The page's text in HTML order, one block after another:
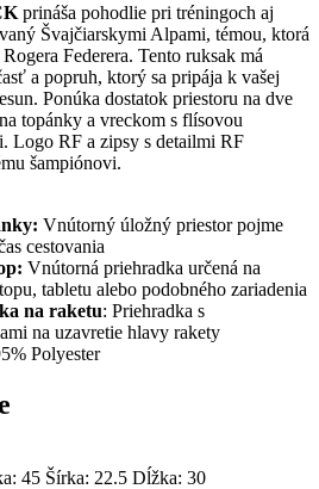
prináša pohodlie pri tréningoch aj
Švajčiarskymi Alpami, témou, ktorá
Federera. Tento ruksak má
a popruh, ktorý sa pripája k vašej
Ponúka dostatok priestoru na dve
topánky a vreckom s flísovou
Logo RF a zipsy s detailmi RF
šampiónovi.
Vnútorný úložný priestor pojme
cestovania
Vnútorná priehradka určená na
tabletu alebo podobného zariadenia
na raketu: Priehradka s
na uzavretie hlavy rakety
Polyester
45 Šírka: 22.5 Dĺžka: 30